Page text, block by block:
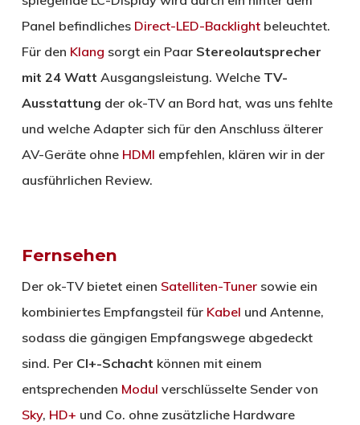
Panel befindliches Direct-LED-Backlightbeleuchtet.
Für den Klang sorgt ein Paar Stereolautsprecher
mit 24 Watt Ausgangsleistung. Welche TV-
Ausstattung der ok-TV an Bord hat, was uns fehlte
und welche Adapter sich für den Anschluss älterer
AV-Geräte ohne HDMI empfehlen, klären wir in der
ausführlichen Review.
Fernsehen
Der ok-TV bietet einen Satelliten-Tunersowie ein
kombiniertes Empfangsteil für Kabel und Antenne,
sodass die gängigen Empfangswege abgedeckt
sind. Per CI+-Schacht können mit einem
entsprechenden Modul verschlüsselte Sender von
Sky, HD+ und Co. ohne zusätzliche Hardware